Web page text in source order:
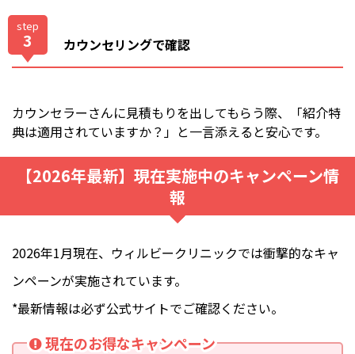
step
3 カウンセリングで確認
カウンセラーさんに見積もりを出してもらう際、「紹介特
典は適用されていますか？」と一言添えると安心です。
【2026年最新】現在実施中のキャンペーン情
報
2026年1月現在、ウィルビークリニックでは衝撃的なキャ
ンペーンが実施されています。
*最新情報は必ず公式サイトでご確認ください。
現在のお得なキャンペーン